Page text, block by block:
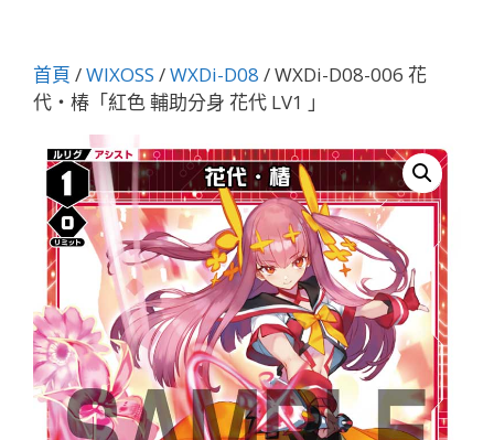
首頁 /WIXOSS /WXDi-D08 / WXDi-D08-006 花
代・椿「紅色 輔助分身 花代 LV1 」